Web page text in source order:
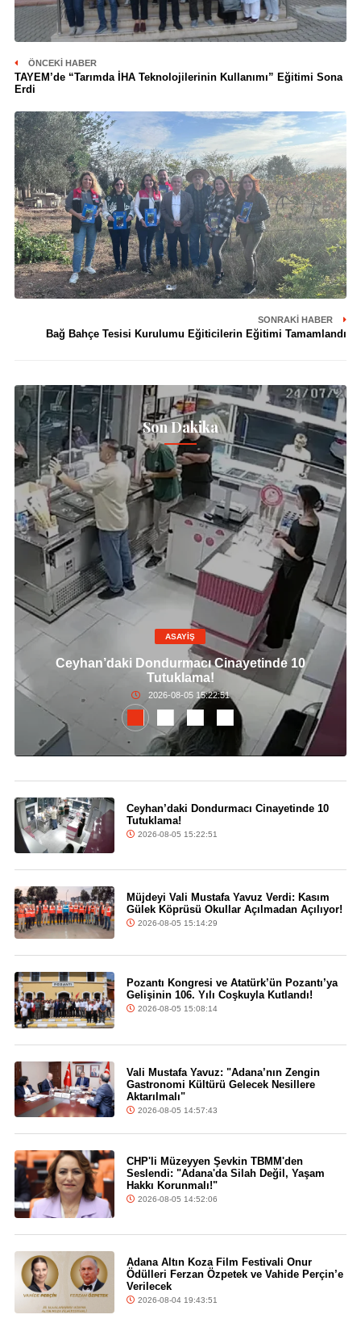
ÖNCEKI HABER
TAYEM’de “Tarımda İHA Teknolojilerinin Kullanımı” Eğitimi Sona
Erdi
SONRAKI HABER
Bağ Bahçe Tesisi Kurulumu Eğiticilerin Eğitimi Tamamlandı
Son Dakika
ASAYİŞ
Ceyhan’daki Dondurmacı Cinayetinde 10
Tutuklama!
2026-08-05 15:22:51
Ceyhan’daki Dondurmacı Cinayetinde 10
Tutuklama!
2026-08-05 15:22:51
Müjdeyi Vali Mustafa Yavuz Verdi: Kasım
Gülek Köprüsü Okullar Açılmadan Açılıyor!
2026-08-05 15:14:29
Pozantı Kongresi ve Atatürk’ün Pozantı’ya
Gelişinin 106. Yılı Coşkuyla Kutlandı!
2026-08-05 15:08:14
Vali Mustafa Yavuz: "Adana’nın Zengin
Gastronomi Kültürü Gelecek Nesillere
Aktarılmalı"
2026-08-05 14:57:43
CHP'li Müzeyyen Şevkin TBMM'den
Seslendi: "Adana'da Silah Değil, Yaşam
Hakkı Korunmalı!"
2026-08-05 14:52:06
Adana Altın Koza Film Festivali Onur
Ödülleri Ferzan Özpetek ve Vahide Perçin’e
Verilecek
2026-08-04 19:43:51